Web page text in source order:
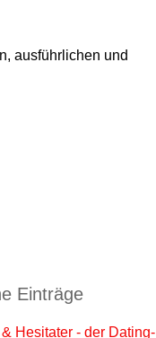
ausführlichen und
Einträge
Hesitater - der Dating-